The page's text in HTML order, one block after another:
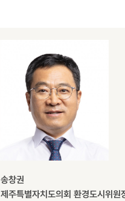
송창권
제주특별자치도의회 환경도시위원